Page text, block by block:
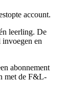
account.
leerling. De
en
abonnement
met de F&L-